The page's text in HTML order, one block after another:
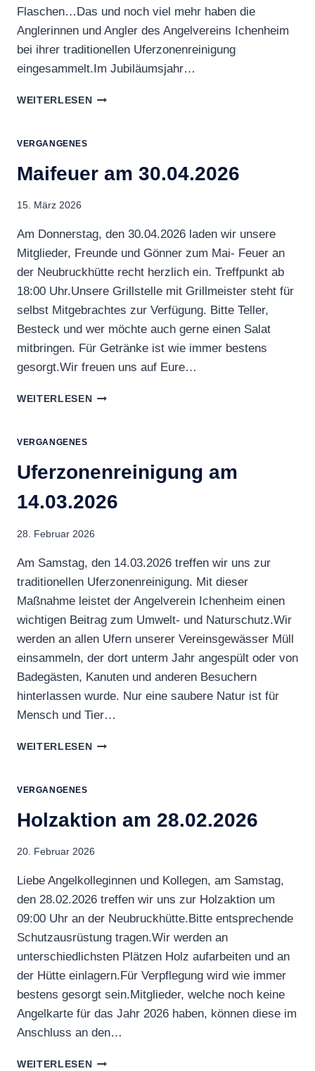
Flaschen…Das und noch viel mehr haben die
Anglerinnen und Angler des Angelvereins Ichenheim
bei ihrer traditionellen Uferzonenreinigung
eingesammelt.Im Jubiläumsjahr…
WEITERLESENUFERZONENREINIGUNG
JUBILÄUMSJAHR
UND
IM
EINSATZ
VERGANGENES
Maifeuer am 30.04.2026
15. März 2026
Am Donnerstag, den 30.04.2026 laden wir unsere
Mitglieder, Freunde und Gönner zum Mai- Feuer an
der Neubruckhütte recht herzlich ein. Treffpunkt ab
18:00 Uhr.Unsere Grillstelle mit Grillmeister steht für
selbst Mitgebrachtes zur Verfügung. Bitte Teller,
Besteck und wer möchte auch gerne einen Salat
mitbringen. Für Getränke ist wie immer bestens
gesorgt.Wir freuen uns auf Eure…
WEITERLESENMAIFEUER
VERGANGENES
Uferzonenreinigung am
14.03.2026
28. Februar 2026
Am Samstag, den 14.03.2026 treffen wir uns zur
traditionellen Uferzonenreinigung. Mit dieser
Maßnahme leistet der Angelverein Ichenheim einen
wichtigen Beitrag zum Umwelt- und Naturschutz.Wir
werden an allen Ufern unserer Vereinsgewässer Müll
einsammeln, der dort unterm Jahr angespült oder von
Badegästen, Kanuten und anderen Besuchern
hinterlassen wurde. Nur eine saubere Natur ist für
Mensch und Tier…
WEITERLESENUFERZONENREINIGUNG
VERGANGENES
Holzaktion am 28.02.2026
20. Februar 2026
Liebe Angelkolleginnen und Kollegen, am Samstag,
den 28.02.2026 treffen wir uns zur Holzaktion um
09:00 Uhr an der Neubruckhütte.Bitte entsprechende
Schutzausrüstung tragen.Wir werden an
unterschiedlichsten Plätzen Holz aufarbeiten und an
der Hütte einlagern.Für Verpflegung wird wie immer
bestens gesorgt sein.Mitglieder, welche noch keine
Angelkarte für das Jahr 2026 haben, können diese im
Anschluss an den…
WEITERLESENHOLZAKTION